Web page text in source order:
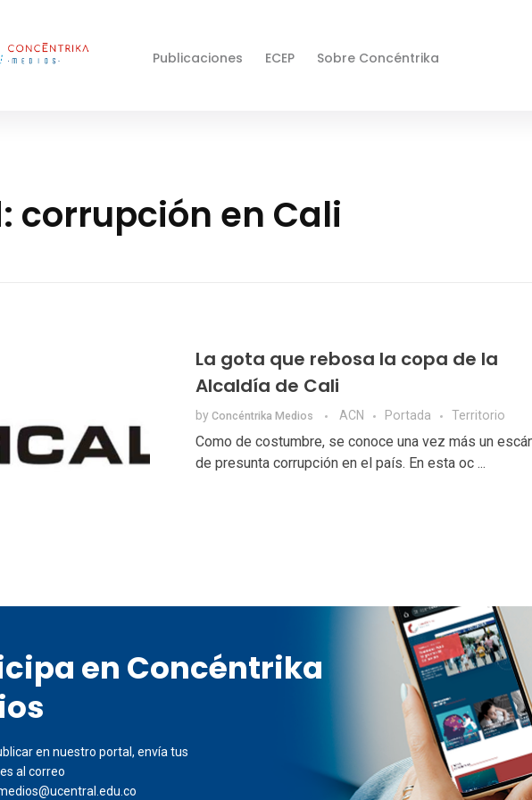
Publicaciones ECEP Sobre Concéntrika
corrupción en Cali
La gota que rebosa la copa de la
Alcaldía de Cali
by Concéntrika Medios ACN Portada Territorio
Como de costumbre, se conoce una vez más un
de presunta corrupción en el país. En esta oc ...
en Concéntrika
en nuestro portal, envía tus
al correo